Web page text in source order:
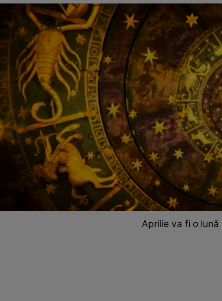
Aprilie va fi o